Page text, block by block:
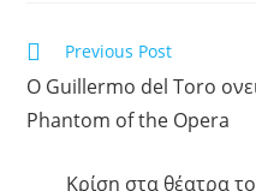
Previous Post
O Guillermo del Toro
Phantom of the Opera
Κρίση στα θέατρα